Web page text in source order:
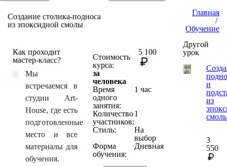
Создание столика-подноса
из эпоксидной смолы
Главная
/
Обучение
Другой
урок
и
из
3
550
Как проходит
мастер-класс?
Мы
встречаемся в
студии Art-
House, где есть
подготовленные
место и все
материалы для
обучения.
Стоимость
курса:
за
человека
5 100
Время
одного
занятия:
1 час
Количество
участников:
1
Стиль:
На
выбор
Форма
обучения:
Дневная